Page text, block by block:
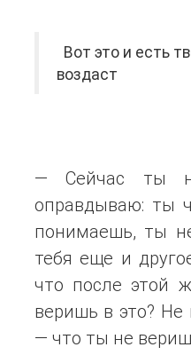
Вот это и есть
воздаст
— Сейчас ты
оправдываю: ты
понимаешь, ты
тебя еще и
что после этой
веришь в это? Не
— что ты не